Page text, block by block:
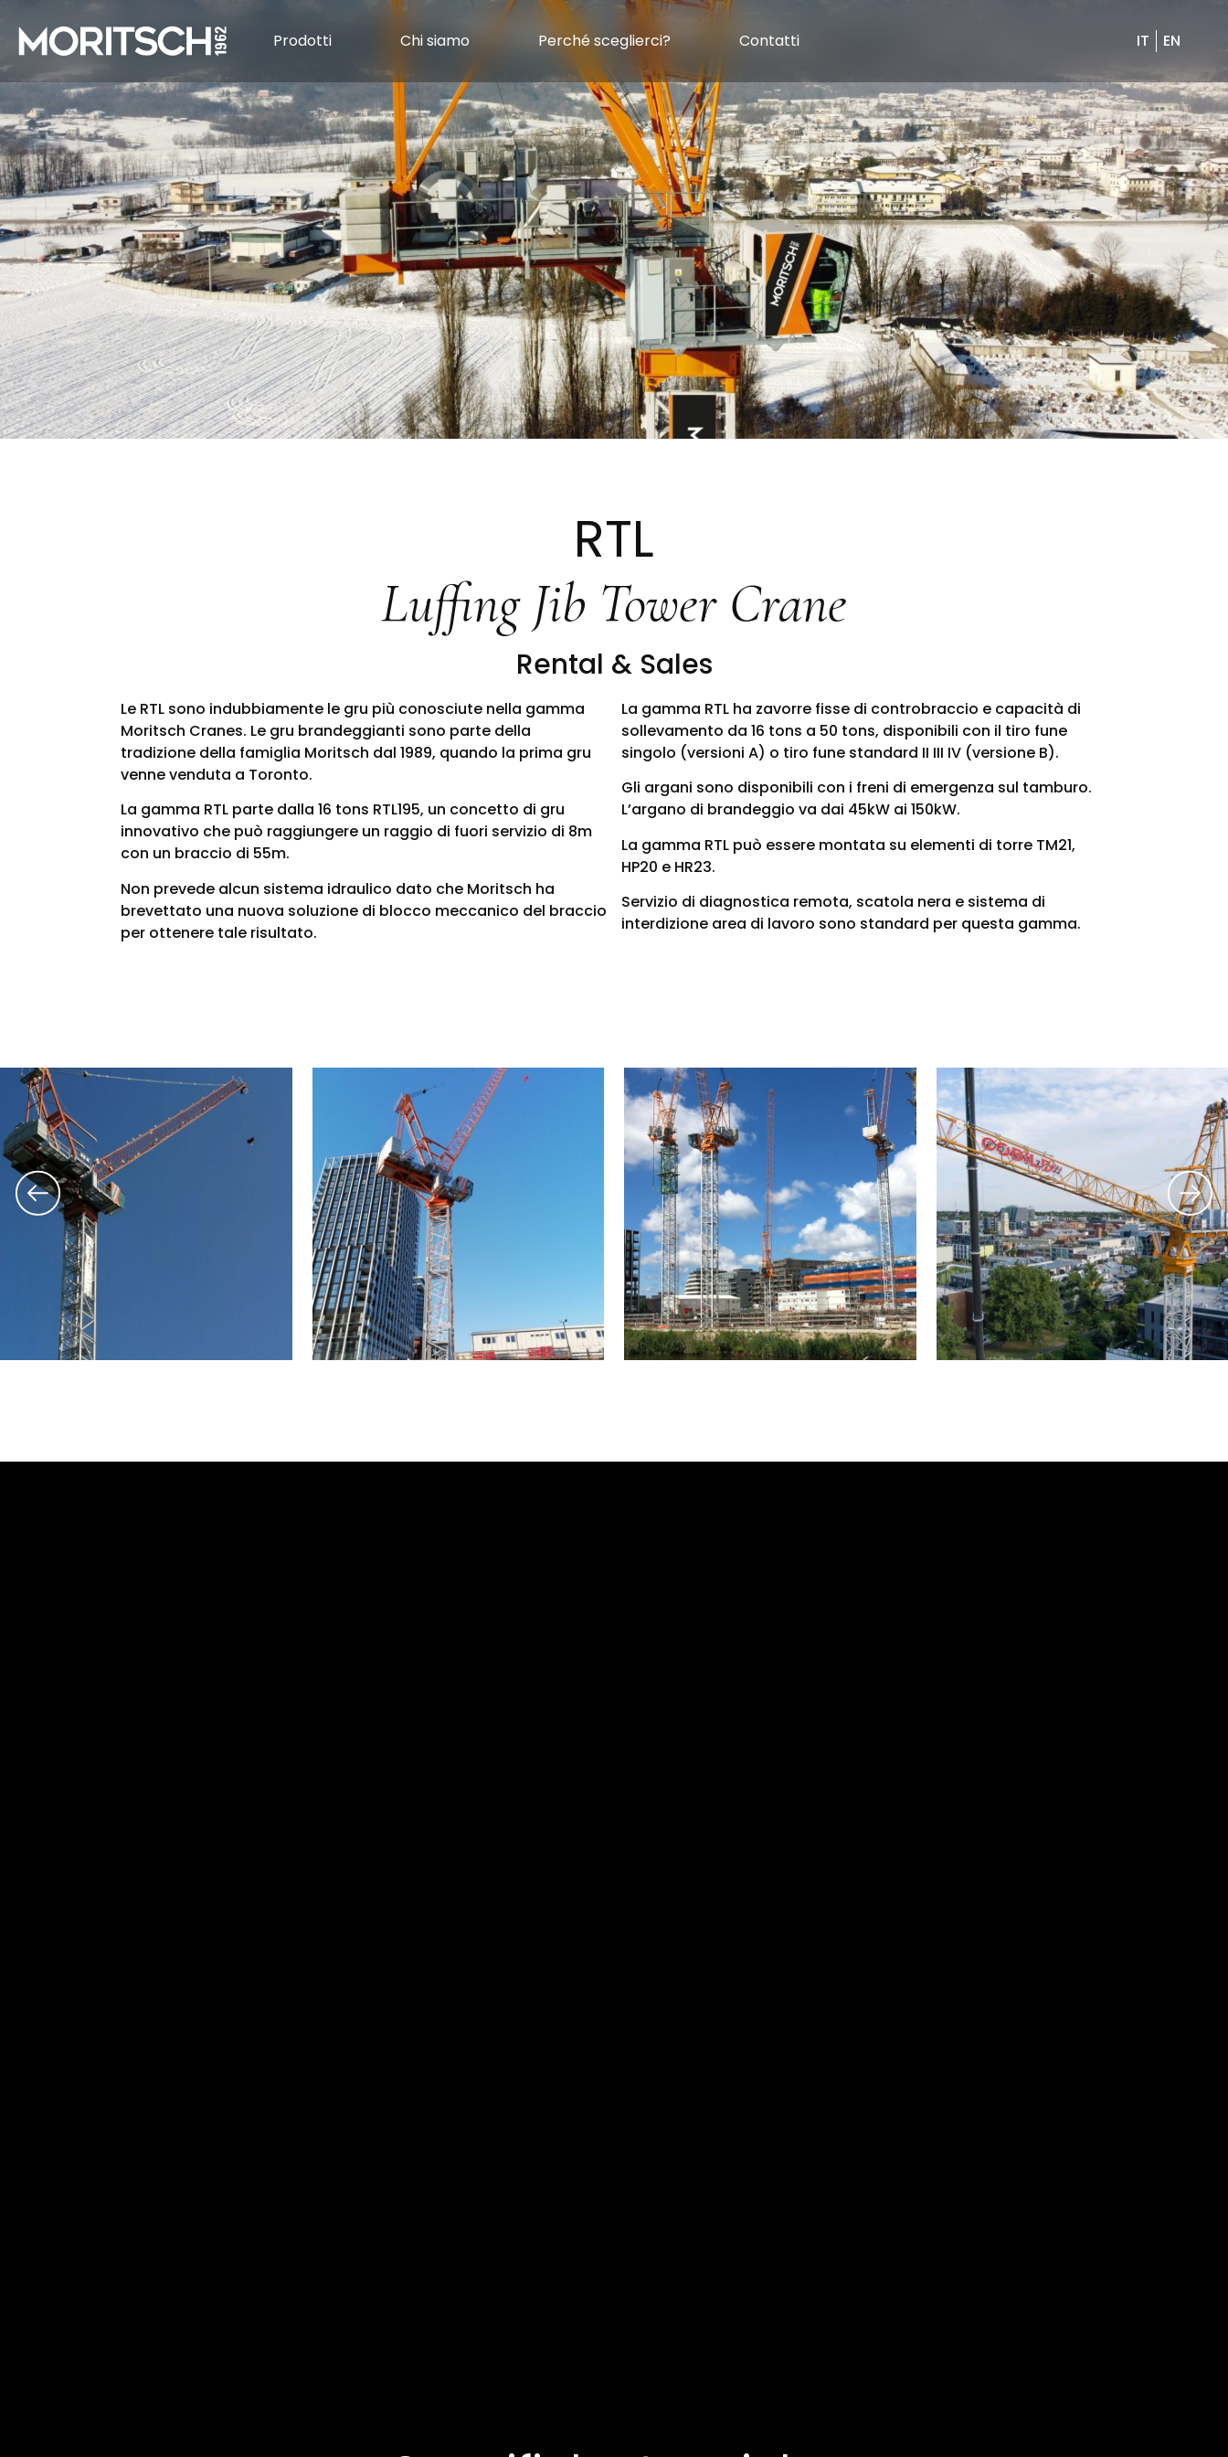
Prodotti Chi siamo Perché sceglierci? Contatti IT EN
RTL
Luffing Jib Tower Crane
Rental & Sales
Le RTL sono indubbiamente le gru più conosciute nella gamma
Moritsch Cranes. Le gru brandeggianti sono parte della
tradizione della famiglia Moritsch dal 1989, quando la prima gru
venne venduta a Toronto.
La gamma RTL parte dalla 16 tons RTL195, un concetto di gru
innovativo che può raggiungere un raggio di fuori servizio di 8m
con un braccio di 55m.
Non prevede alcun sistema idraulico dato che Moritsch ha
brevettato una nuova soluzione di blocco meccanico del braccio
per ottenere tale risultato.
La gamma RTL ha zavorre fisse di controbraccio e capacità di
sollevamento da 16 tons a 50 tons, disponibili con il tiro fune
singolo (versioni A) o tiro fune standard II III IV (versione B).
Gli argani sono disponibili con i freni di emergenza sul tamburo.
L’argano di brandeggio va dai 45kW ai 150kW.
La gamma RTL può essere montata su elementi di torre TM21,
HP20 e HR23.
Servizio di diagnostica remota, scatola nera e sistema di
interdizione area di lavoro sono standard per questa gamma.